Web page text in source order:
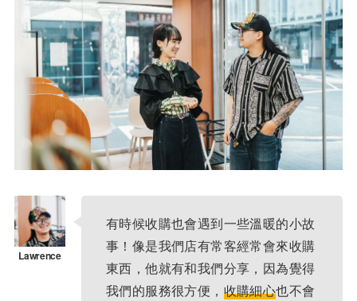
有時候收購也會遇到一些溫暖的小故
事！像是我們店有常客經常會來收購
東西，他就有和我們分享，因為覺得
我們的服務很方便， 收購細心也不會